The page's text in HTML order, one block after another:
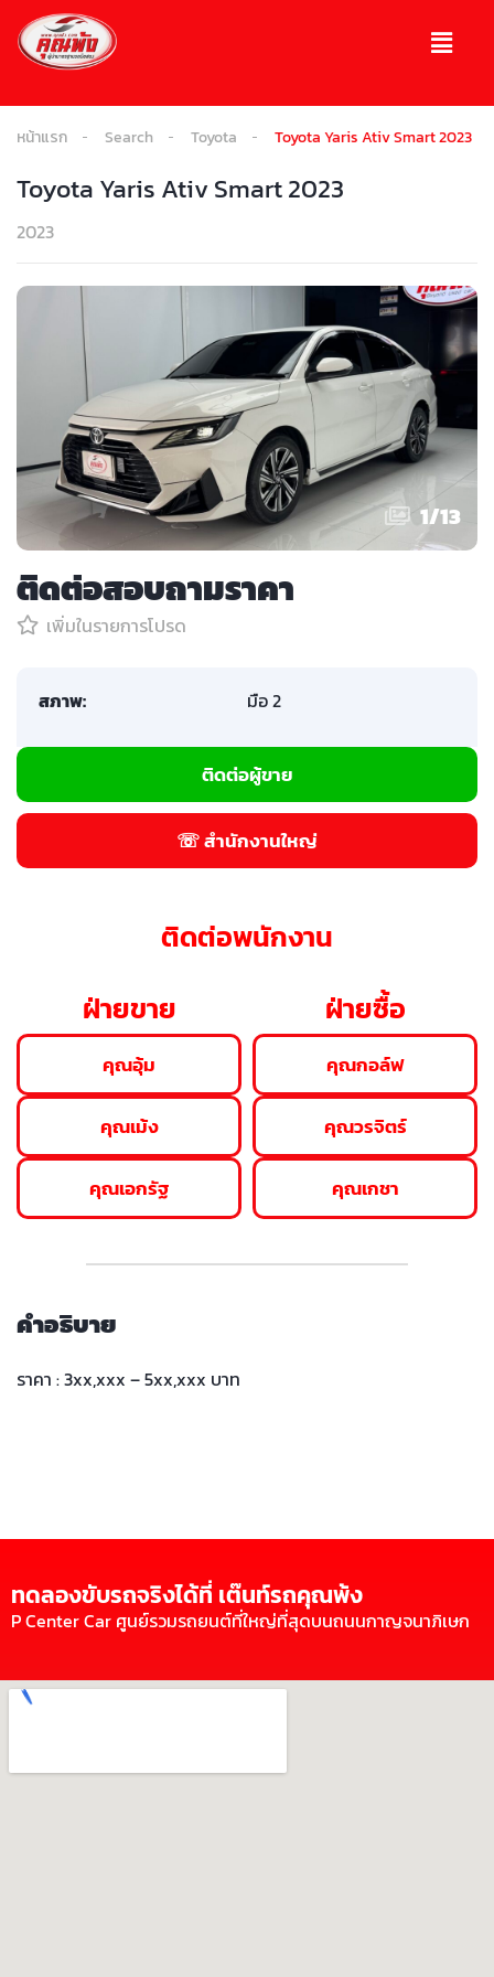
หน้าแรก Search Toyota Toyota Yaris Ativ Smart 2023
Toyota Yaris Ativ Smart 2023
2023
1/13
ติดต่อสอบถามราคา
เพิ่มในรายการโปรด
สภาพ: มือ 2
ติดต่อผู้ขาย
☏ สำนักงานใหญ่
ติดต่อพนักงาน
ฝ่ายขาย
คุณอุ้ม
คุณเม้ง
คุณเอกรัฐ
ฝ่ายซื้อ
คุณกอล์ฟ
คุณวรจิตร์
คุณเกชา
คำอธิบาย
ราคา : 3xx,xxx – 5xx,xxx บาท
ทดลองขับรถจริงได้ที่ เต๊นท์รถคุณพ้ง
P Center Car ศูนย์รวมรถยนต์ที่ใหญ่ที่สุดบนถนนกาญจนาภิเษก